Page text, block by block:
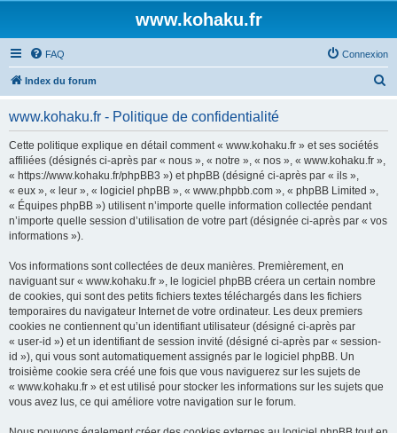
www.kohaku.fr
FAQ Connexion
Index du forum
www.kohaku.fr - Politique de confidentialité
Cette politique explique en détail comment « www.kohaku.fr » et ses sociétés
affiliées (désignés ci-après par « nous », « notre », « nos », « www.kohaku.fr »,
« https://www.kohaku.fr/phpBB3 ») et phpBB (désigné ci-après par « ils »,
« eux », « leur », « logiciel phpBB », « www.phpbb.com », « phpBB Limited »,
« Équipes phpBB ») utilisent n’importe quelle information collectée pendant
n’importe quelle session d’utilisation de votre part (désignée ci-après par « vos
informations »).
Vos informations sont collectées de deux manières. Premièrement, en
naviguant sur « www.kohaku.fr », le logiciel phpBB créera un certain nombre
de cookies, qui sont des petits fichiers textes téléchargés dans les fichiers
temporaires du navigateur Internet de votre ordinateur. Les deux premiers
cookies ne contiennent qu’un identifiant utilisateur (désigné ci-après par
« user-id ») et un identifiant de session invité (désigné ci-après par « session-
id »), qui vous sont automatiquement assignés par le logiciel phpBB. Un
troisième cookie sera créé une fois que vous naviguerez sur les sujets de
« www.kohaku.fr » et est utilisé pour stocker les informations sur les sujets que
vous avez lus, ce qui améliore votre navigation sur le forum.